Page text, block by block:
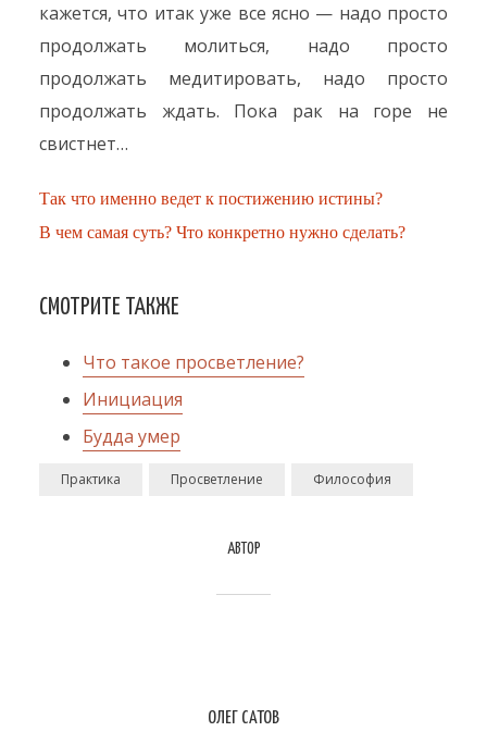
кажется, что итак уже все ясно — надо просто
продолжать молиться, надо просто
продолжать медитировать, надо просто
продолжать ждать. Пока рак на горе не
свистнет…
Так что именно ведет к постижению истины?
В чем самая суть? Что конкретно нужно сделать?
СМОТРИТЕ ТАКЖЕ
Что такое просветление?
Инициация
Будда умер
Практика Просветление Философия
АВТОР
ОЛЕГ САТОВ